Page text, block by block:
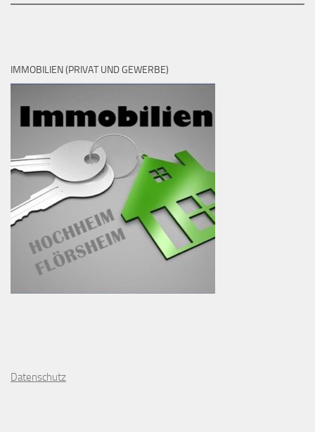
IMMOBILIEN (PRIVAT UND GEWERBE)
Datenschutz